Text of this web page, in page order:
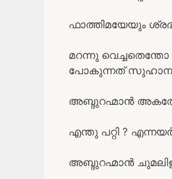
ഫാത്തിമയേയും
മറന്നു
പോകുന്നത് സുഹാന
അബ്ദുറഹ്മാൻ
എന്തു പറ്റി ?
അബ്ദുറഹ്മാൻ